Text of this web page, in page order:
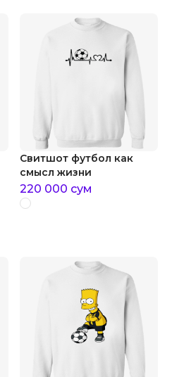
Свитшот футбол как
смысл жизни
220 000 сум